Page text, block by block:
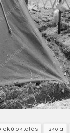
oktatás Iskola